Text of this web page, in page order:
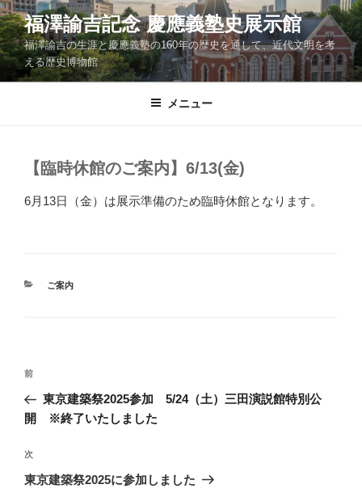
コ
ン
テ
ン
ツ
福澤諭吉記念 慶應義塾史展示館
福澤諭吉の生涯と慶應義塾の160年の歴史を通して、近代文明を考
える歴史博物館
メニュー
【臨時休館のご案内】6/13(金)
6月13日（金）は展示準備のため臨時休館となります。
カ
ご案内
投
ナ
ゲ
ー
前
の
投
前
東京建築祭2025参加 5/24（土）三田演説館特別公
開 ※終了いたしました
次
の
次
東京建築祭2025に参加しました